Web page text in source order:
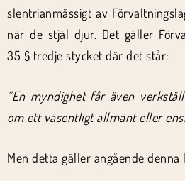
slentrianmässigt av
när de stjäl djur. Det gäller
35 § tredje stycket där det står:
”En myndighet får även
om ett väsentligt allmänt eller
Men detta gäller angående denna